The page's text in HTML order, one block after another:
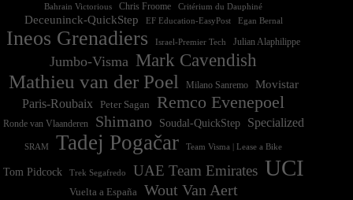
Bahrain Victorious Chris Froome Critérium du Dauphiné
Deceuninck-QuickStep EF Education-EasyPost Egan Bernal
Ineos Grenadiers Israel-Premier Tech Julian Alaphilippe
Jumbo-Visma Mark Cavendish
Mathieu van der Poel Milano Sanremo
Movistar
Paris-Roubaix
Peter Sagan Remco Evenepoel
Ronde van Vlaanderen Shimano Soudal-QuickStep Specialized
SRAM Tadej Pogačar Team Visma | Lease a Bike
Tom Pidcock Trek Segafredo UAE Team Emirates UCI
Vuelta a España Wout Van Aert